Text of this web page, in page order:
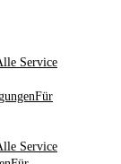
Service
Für
Service